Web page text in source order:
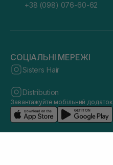
+38 (098) 076-60-62
СОЦІАЛЬНІ МЕРЕЖІ
Sisters Hair
Distribution
Завантажуйте мобільний додаток